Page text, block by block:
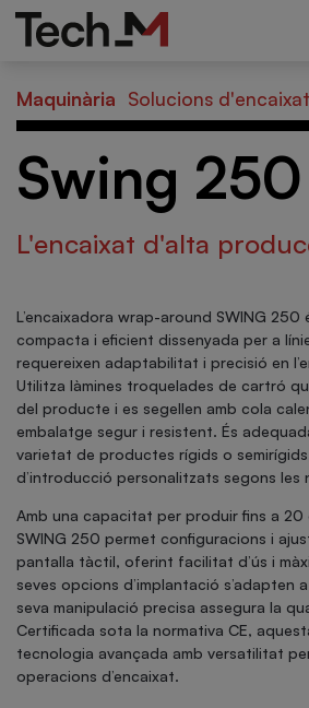
Maquinària Solucions d'encaixat
Swing 250
L'encaixat d'alta
L’encaixadora wrap-around SWING 250
compacta i eficient dissenyada per a
requereixen adaptabilitat i precisió en
Utilitza làmines troquelades de cartró
del producte i es segellen amb cola
embalatge segur i resistent. És
varietat de productes rígids o
d’introducció personalitzats segons les
Amb una capacitat per produir fins a 20
SWING 250 permet configuracions i
pantalla tàctil, oferint facilitat d’ús i
seves opcions d’implantació s’adapten
seva manipulació precisa assegura la
Certificada sota la normativa CE,
tecnologia avançada amb versatilitat
operacions d’encaixat.